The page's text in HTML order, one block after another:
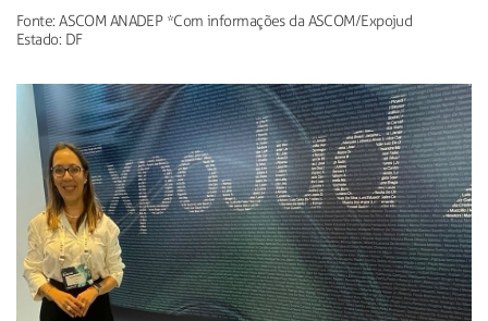
Fonte: ASCOM ANADEP *Com informações da ASCOM/Expojud
Estado: DF